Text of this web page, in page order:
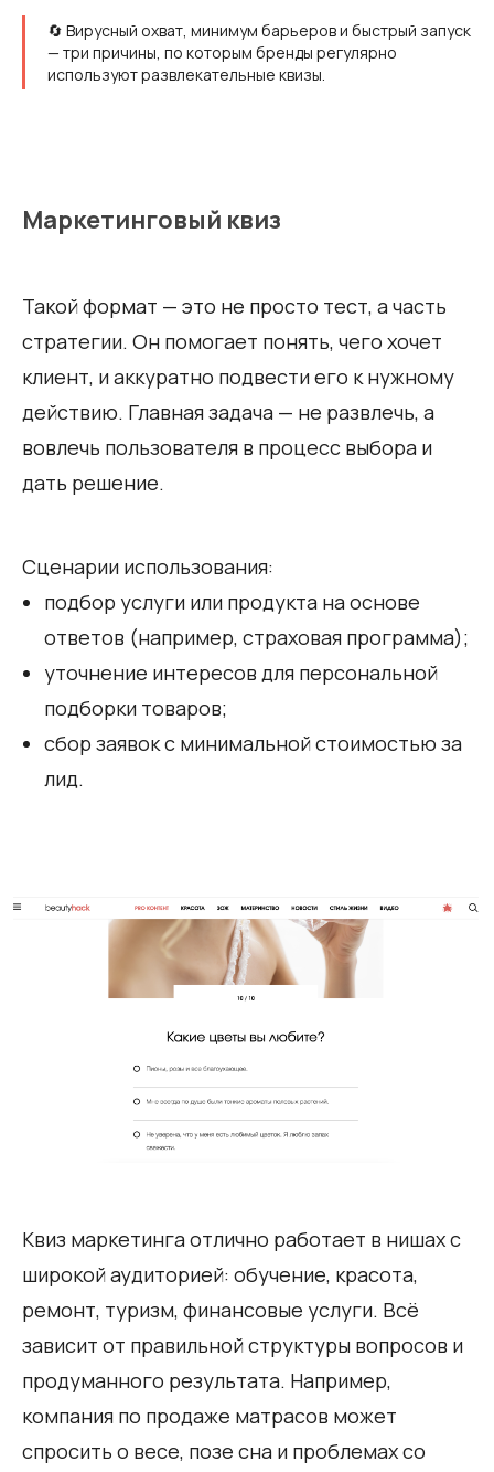
🔄 Вирусный охват, минимум барьеров и быстрый запуск
— три причины, по которым бренды регулярно
используют развлекательные квизы.
Маркетинговый квиз
Такой формат — это не просто тест, а часть
стратегии. Он помогает понять, чего хочет
клиент, и аккуратно подвести его к нужному
действию. Главная задача — не развлечь, а
вовлечь пользователя в процесс выбора и
дать решение.
Сценарии использования:
подбор услуги или продукта на основе
ответов (например, страховая программа);
уточнение интересов для персональной
подборки товаров;
сбор заявок с минимальной стоимостью за
лид.
Квиз маркетинга отлично работает в нишах с
широкой аудиторией: обучение, красота,
ремонт, туризм, финансовые услуги. Всё
зависит от правильной структуры вопросов и
продуманного результата. Например,
компания по продаже матрасов может
спросить о весе, позе сна и проблемах со